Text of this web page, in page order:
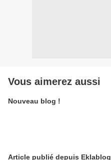
Vous aimerez aussi
Nouveau blog !
Article publié depuis Eklablog